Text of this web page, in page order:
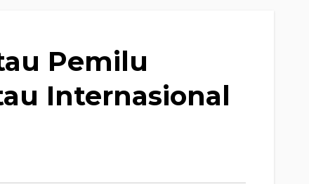
Pemilu
Internasional